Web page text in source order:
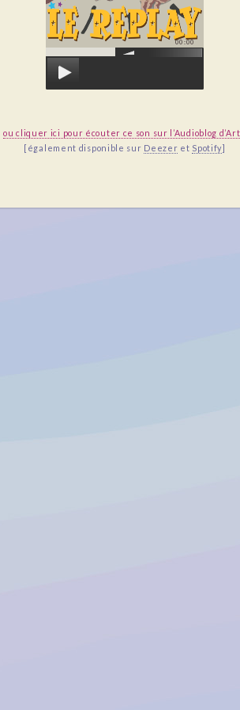
00:00
ou cliquer ici pour écouter ce son sur l’Audioblog
[également disponible sur Deezer et Spotify]